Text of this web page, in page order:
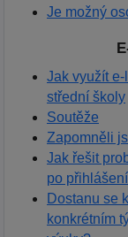
Je možný
Jak využít
střední školy
Soutěže
Zapomněli
Jak řešit
po přihlášení
Dostanu se
konkrétním